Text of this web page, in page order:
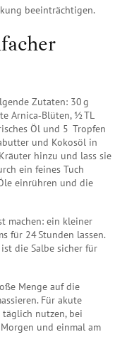
beeinträchtigen.
Zutaten: 30 g
Arnica‑Blüten, ½ TL
Öl und 5 Tropfen
und Kokosöl in
hinzu und lass sie
ein feines Tuch
einrühren und die
machen: ein kleiner
für 24 Stunden lassen.
die Salbe sicher für
Menge auf die
Für akute
täglich nutzen, bei
und einmal am